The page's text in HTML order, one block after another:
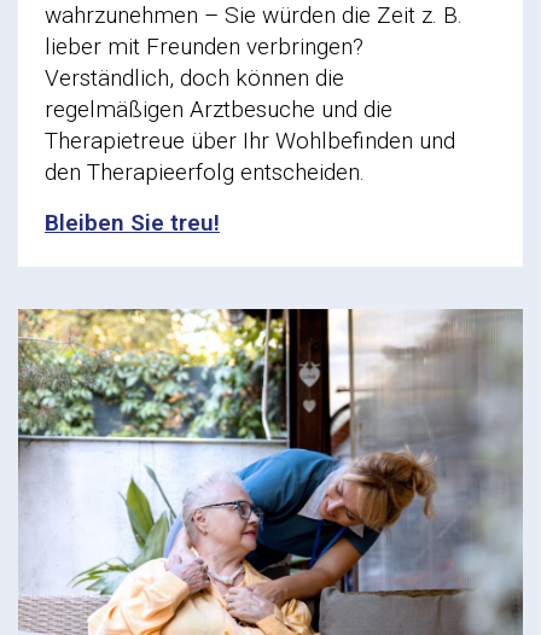
wahrzunehmen – Sie würden die Zeit z. B.
lieber mit Freunden verbringen?
Verständlich, doch können die
regelmäßigen Arztbesuche und die
Therapietreue über Ihr Wohlbefinden und
den Therapieerfolg entscheiden.
Bleiben Sie treu!